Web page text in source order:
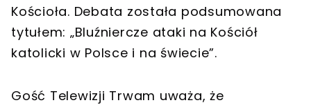
Kościoła. Debata została podsumowana
tytułem: „Bluźniercze ataki na Kościół
katolicki w Polsce i na świecie”.
Gość Telewizji Trwam uważa, że